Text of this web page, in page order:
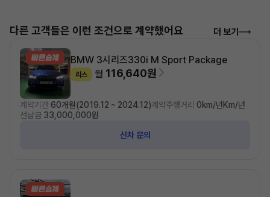
다른 고객들은 이런 조건으로 계약했어요 더 보기
BMW 3시리즈330i M Sport Package
리스 월 116,640원
계약기간 60개월(2019.12 ~ 2024.12)계약주행거리 0km/년Km/년
선납금 33,000,000원
신차 문의